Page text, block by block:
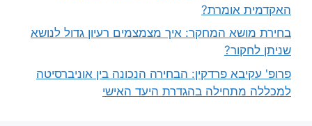
האקדמית אומרת?
בחירת מושא המחקר: איך מצמצמים רעיון גדול לנושא
שניתן לחקור?
פרופ' עקיבא פרדקין: הבחירה הנכונה בין אוניברסיטה
למכללה מתחילה בהגדרת היעד האישי